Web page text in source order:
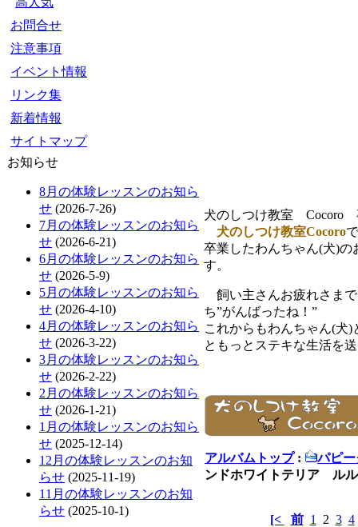
お問合せ
注意事項
イベント情報
リンク集
新着情報
サイトマップ
お知らせ
8月の体験レッスンのお知ら
せ (2026-7-26)
7月の体験レッスンのお知ら
せ (2026-6-21)
6月の体験レッスンのお知ら
せ (2026-5-9)
5月の体験レッスンのお知ら
せ (2026-4-10)
4月の体験レッスンのお知ら
せ (2026-3-22)
3月の体験レッスンのお知ら
せ (2026-2-22)
2月の体験レッスンのお知ら
せ (2026-1-21)
1月の体験レッスンのお知ら
せ (2025-12-14)
12月の体験レッスンのお知
らせ (2025-11-19)
11月の体験レッスンのお知
らせ (2025-10-1)
犬のしつけ教室 Cocoro
犬のしつけ教室Cocoro
卒業したわんちゃん(犬)の
す。
飼い主さんお疲れさま
ち”がんばったね！”
これからもわんちゃん(犬
ともっとステキな生活を
アルバムトップ:
パピ
ンドホワイトテリア ル
[< 前 1 2 3 4